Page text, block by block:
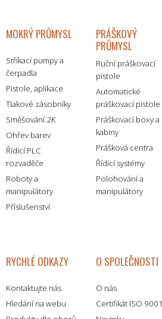
MOKRÝ PRŮMYSL
Stříkací pumpy a
čerpadla
Pistole, aplikace
Tlakové zásobníky
Směšování 2K
Ohřev barev
Řídící PLC
rozvaděče
Roboty a
manipulátory
Příslušenství
PRÁŠKOVÝ
PRŮMYSL
Ruční práškovací
pistole
Automatické
práškovací pistole
Práškovací boxy a
kabiny
Prášková centra
Řídící systémy
Polohování a
manipulátory
RYCHLÉ ODKAZY
Kontaktujte nás
Hledání na webu
O SPOLEČNOSTI
O nás
Certifikát ISO 9001